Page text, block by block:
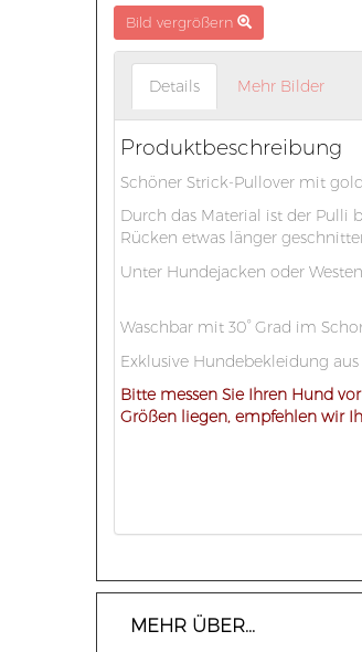
Bild vergrößern
Details Mehr Bilder
Produktbeschreibung
Schöner Strick-Pullover mit
Durch das Material ist der Pulli
Rücken etwas länger
Unter Hundejacken oder
Waschbar mit 30° Grad im
Exklusive Hundebekleidung
Bitte messen Sie Ihren Hund
Größen liegen, empfehlen wir
MEHR ÜBER...